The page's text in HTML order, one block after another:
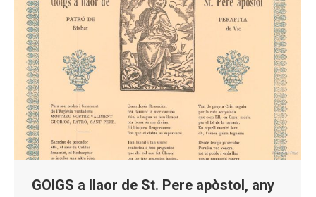
GOIGS a llaor de St. Pere apòstol, any